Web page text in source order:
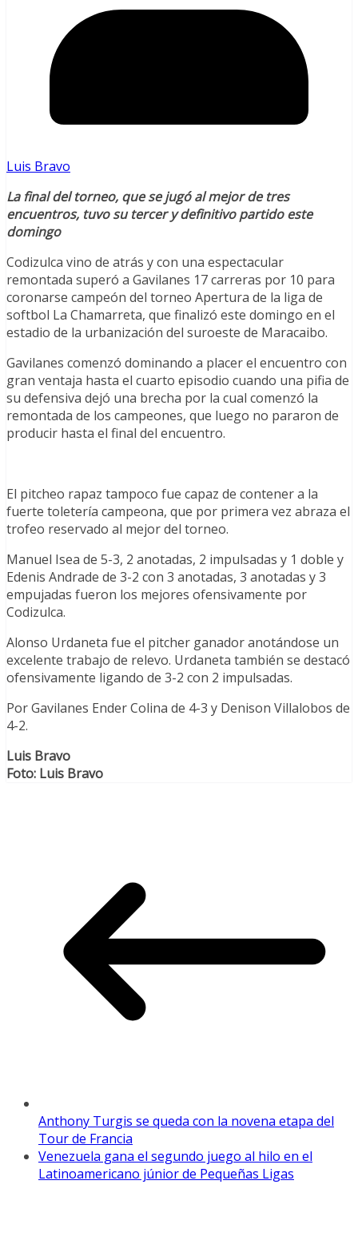
Luis Bravo
La final del torneo, que se jugó al mejor de tres
encuentros, tuvo su tercer y definitivo partido este
domingo
Codizulca vino de atrás y con una espectacular
remontada superó a Gavilanes 17 carreras por 10 para
coronarse campeón del torneo Apertura de la liga de
softbol La Chamarreta, que finalizó este domingo en el
estadio de la urbanización del suroeste de Maracaibo.
Gavilanes comenzó dominando a placer el encuentro con
gran ventaja hasta el cuarto episodio cuando una pifia de
su defensiva dejó una brecha por la cual comenzó la
remontada de los campeones, que luego no pararon de
producir hasta el final del encuentro.
El pitcheo rapaz tampoco fue capaz de contener a la
fuerte toletería campeona, que por primera vez abraza el
trofeo reservado al mejor del torneo.
Manuel Isea de 5-3, 2 anotadas, 2 impulsadas y 1 doble y
Edenis Andrade de 3-2 con 3 anotadas, 3 anotadas y 3
empujadas fueron los mejores ofensivamente por
Codizulca.
Alonso Urdaneta fue el pitcher ganador anotándose un
excelente trabajo de relevo. Urdaneta también se destacó
ofensivamente ligando de 3-2 con 2 impulsadas.
Por Gavilanes Ender Colina de 4-3 y Denison Villalobos de
4-2.
Luis Bravo
Foto: Luis Bravo
Anthony Turgis se queda con la novena etapa del
Tour de Francia
Venezuela gana el segundo juego al hilo en el
Latinoamericano júnior de Pequeñas Ligas